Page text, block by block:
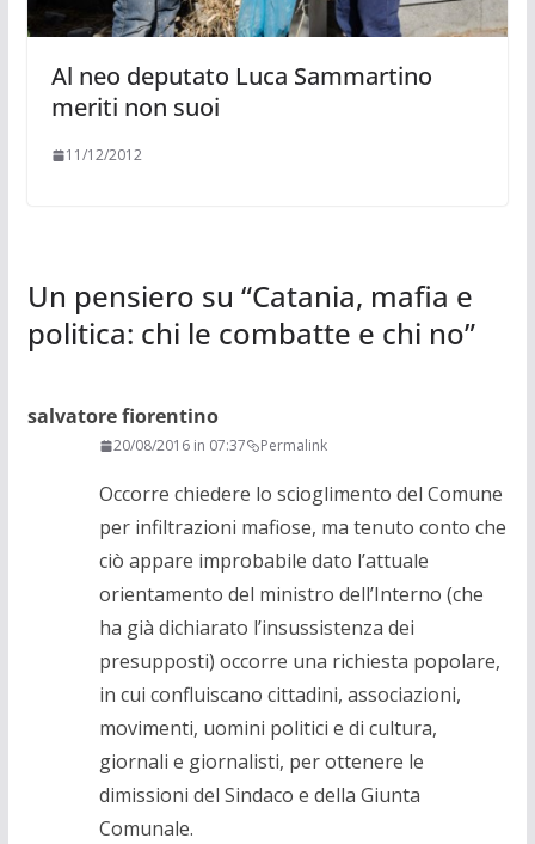
Al neo deputato Luca Sammartino
meriti non suoi
11/12/2012
Un pensiero su “Catania, mafia e
politica: chi le combatte e chi no”
salvatore fiorentino
20/08/2016 in 07:37 Permalink
Occorre chiedere lo scioglimento del Comune
per infiltrazioni mafiose, ma tenuto conto che
ciò appare improbabile dato l’attuale
orientamento del ministro dell’Interno (che
ha già dichiarato l’insussistenza dei
presupposti) occorre una richiesta popolare,
in cui confluiscano cittadini, associazioni,
movimenti, uomini politici e di cultura,
giornali e giornalisti, per ottenere le
dimissioni del Sindaco e della Giunta
Comunale.